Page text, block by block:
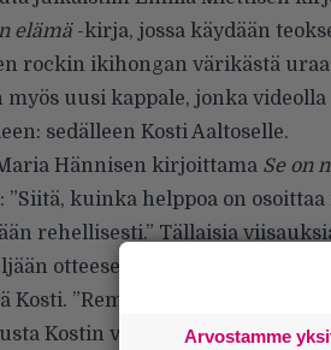
elämä-kirja, jossa käydään
rockin ikihongan värikästä
uusi kappale, jonka
sedälleen Kosti Aaltoselle.
Hännisen kirjoittama Se on
”Siitä, kuinka helppoa on
rehellisesti.” Tällaisia
otteeseen rock’n’roll-
Kosti. ”Remu muistaa elävästi
Kostin vauhdikkaitaArvostamme